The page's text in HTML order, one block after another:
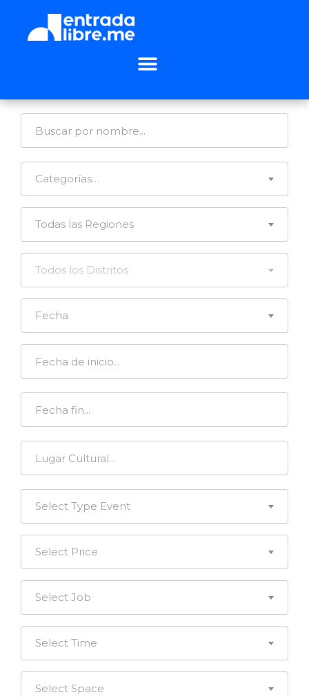
Categorías…
Todas las Regiones
Todos los Distritos
Fecha
Select Type Event
Select Price
Select Job
Select Time
Select Space